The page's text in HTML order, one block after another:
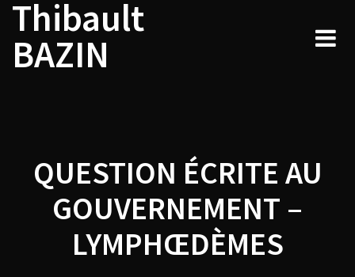
Skip
content
Thibault
BAZIN
QUESTION ÉCRITE AU
GOUVERNEMENT –
LYMPHŒDÈMES
Navigation
de